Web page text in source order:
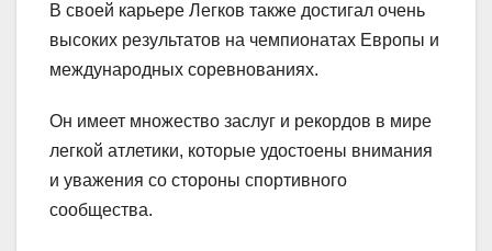
В своей карьере Легков также достигал очень
высоких результатов на чемпионатах Европы и
международных соревнованиях.
Он имеет множество заслуг и рекордов в мире
легкой атлетики, которые удостоены внимания
и уважения со стороны спортивного
сообщества.